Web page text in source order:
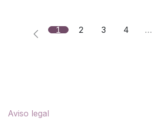
1 2 3 4 …
Aviso legal